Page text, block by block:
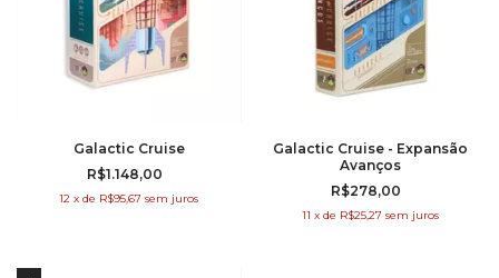
Galactic Cruise
R$1.148,00
12 xde R$95,67 sem juros
Galactic Cruise - Expansão
Avanços
R$278,00
11 x de R$25,27 sem juros